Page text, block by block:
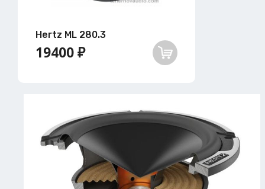
Hertz ML 280.3
19400 ₽